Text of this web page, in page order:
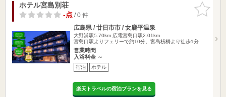
お気に入
りに追加
ホテル宮島別荘
-点/ 0 件
広島県 / 廿日市市 / 女鹿平温泉
大野浦駅5.70km 広電宮島口駅2.01km
宮島口駅よりフェリーで約10分。宮島桟橋より徒歩1分
営業時間
入浴料金 ～
宿泊 ホテル
楽天トラベルの宿泊プランを見る